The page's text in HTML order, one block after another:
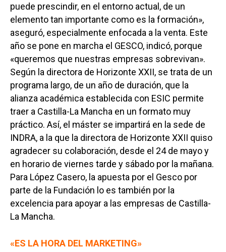
puede prescindir, en el entorno actual, de un
elemento tan importante como es la formación»,
aseguró, especialmente enfocada a la venta. Este
año se pone en marcha el GESCO, indicó, porque
«queremos que nuestras empresas sobrevivan».
Según la directora de Horizonte XXII, se trata de un
programa largo, de un año de duración, que la
alianza académica establecida con ESIC permite
traer a Castilla-La Mancha en un formato muy
práctico. Así, el máster se impartirá en la sede de
INDRA, a la que la directora de Horizonte XXII quiso
agradecer su colaboración, desde el 24 de mayo y
en horario de viernes tarde y sábado por la mañana.
Para López Casero, la apuesta por el Gesco por
parte de la Fundación lo es también por la
excelencia para apoyar a las empresas de Castilla-
La Mancha.
«ES LA HORA DEL MARKETING»